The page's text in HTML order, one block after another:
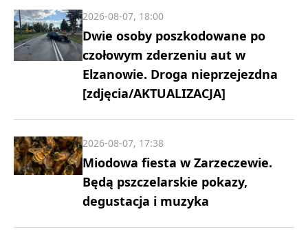
Dwie osoby poszkodowane po
czołowym zderzeniu aut w
Elzanowie. Droga nieprzejezdna
[zdjęcia/AKTUALIZACJA]
2026-08-07, 18:00
Miodowa fiesta w Zarzeczewie.
Będą pszczelarskie pokazy,
degustacja i muzyka
2026-08-07, 17:38